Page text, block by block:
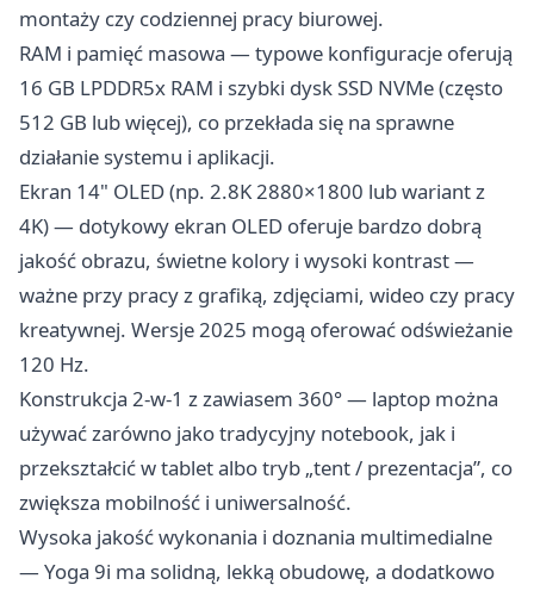
montaży czy codziennej pracy biurowej.
RAM i pamięć masowa — typowe konfiguracje oferują
16 GB LPDDR5x RAM i szybki dysk SSD NVMe (często
512 GB lub więcej), co przekłada się na sprawne
działanie systemu i aplikacji.
Ekran 14" OLED (np. 2.8K 2880×1800 lub wariant z
4K) — dotykowy ekran OLED oferuje bardzo dobrą
jakość obrazu, świetne kolory i wysoki kontrast —
ważne przy pracy z grafiką, zdjęciami, wideo czy pracy
kreatywnej. Wersje 2025 mogą oferować odświeżanie
120 Hz.
Konstrukcja 2-w-1 z zawiasem 360° — laptop można
używać zarówno jako tradycyjny notebook, jak i
przekształcić w tablet albo tryb „tent / prezentacja”, co
zwiększa mobilność i uniwersalność.
Wysoka jakość wykonania i doznania multimedialne
— Yoga 9i ma solidną, lekką obudowę, a dodatkowo